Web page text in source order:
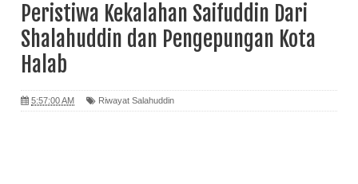
Peristiwa Kekalahan Saifuddin Dari
Shalahuddin dan Pengepungan Kota
Halab
5:57:00 AM Riwayat Salahuddin